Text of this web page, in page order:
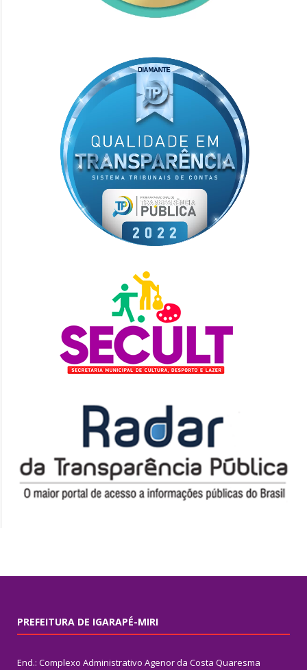
PREFEITURA DE IGARAPÉ-MIRI
End.: Complexo Administrativo Agenor da Costa Quaresma